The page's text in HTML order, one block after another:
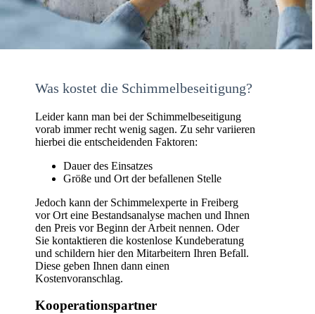
Was kostet die Schimmelbeseitigung?
Leider kann man bei der Schimmelbeseitigung
vorab immer recht wenig sagen. Zu sehr variieren
hierbei die entscheidenden Faktoren:
Dauer des Einsatzes
Größe und Ort der befallenen Stelle
Jedoch kann der Schimmelexperte in Freiberg
vor Ort eine Bestandsanalyse machen und Ihnen
den Preis vor Beginn der Arbeit nennen. Oder
Sie kontaktieren die kostenlose Kundeberatung
und schildern hier den Mitarbeitern Ihren Befall.
Diese geben Ihnen dann einen
Kostenvoranschlag.
Kooperationspartner